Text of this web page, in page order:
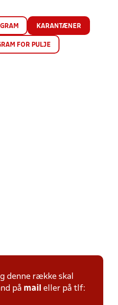
KARANTÆNER
FOR PULJE
denne række skal
på mail eller på tlf: